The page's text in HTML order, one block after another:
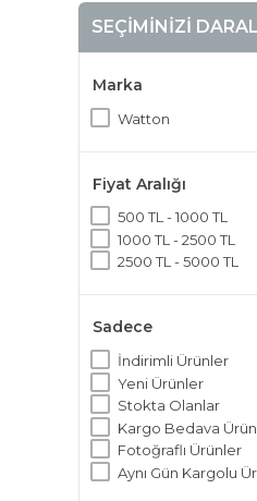
SEÇIMINIZI
Marka
Watton
Fiyat Aralığı
500 TL - 1000 TL
1000 TL - 2500 TL
2500 TL - 5000 TL
Sadece
İndirimli Ürünler
Yeni Ürünler
Stokta Olanlar
Kargo Bedava
Fotoğraflı Ürünler
Aynı Gün Kargolu